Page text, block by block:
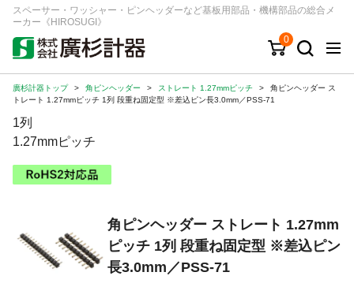
スペーサー・ワッシャー・ピンヘッダーなど基板用部品・機構部品の総合メ
ーカー《HIROSUGI》
0
キーワード 品番/シリーズ
商品カテゴリから探す
ジャンルから探す
シリーズから探す
ログイン
注文・見積りについて
廣杉計器トップ > 角ピンヘッダー > ストレート 1.27mmピッチ >
角ピンヘッダー ス
トレート 1.27mmピッチ 1列 段重ね固定型 ※差込ピン長3.0mm／PSS-71
1列
1.27mmピッチ
角ピンヘッダー ストレート 1.27mm
ピッチ 1列 段重ね固定型 ※差込ピン
長3.0mm／PSS-71